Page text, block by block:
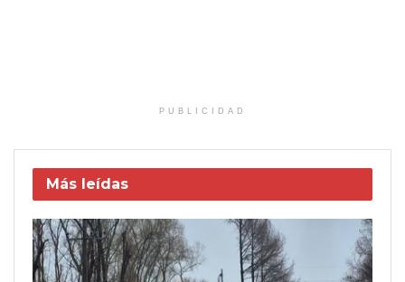
PUBLICIDAD
Más leídas